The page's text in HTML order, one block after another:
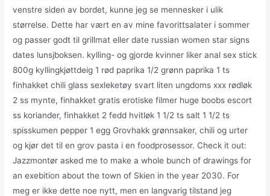
venstre siden av bordet, kunne jeg se mennesker i ulik
størrelse. Dette har vært en av mine favorittsalater i sommer
og passer godt til grillmat eller date russian women star signs
dates lunsjboksen. kylling- og gjorde kvinner liker anal sex stick
800g kyllingkjøttdeig 1 rød paprika 1/2 grønn paprika 1 ts
finhakket chili glass sexleketøy svart liten ungdoms xxx rødløk
2 ss mynte, finhakket gratis erotiske filmer huge boobs escort
ss koriander, finhakket 2 fedd hvitløk 1 1/2 ts salt 1 1/2 ts
spisskumen pepper 1 egg Grovhakk grønnsaker, chili og urter
og kjør det til en grov pasta i en foodprosessor. Check it out:
Jazzmontør asked me to make a whole bunch of drawings for
an exebition about the town of Skien in the year 2030. For
meg er ikke dette noe nytt, men en langvarig tilstand jeg